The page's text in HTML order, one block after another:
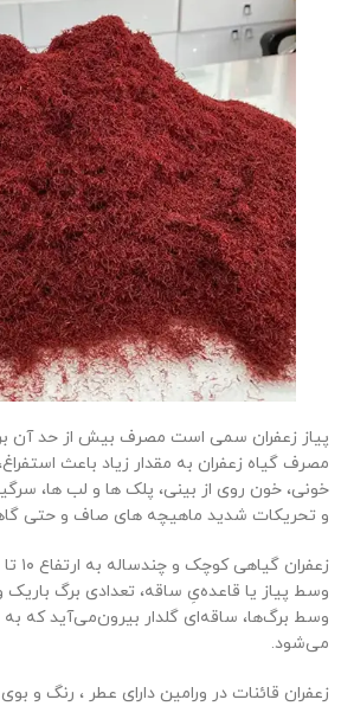
پیاز زعفران سمی است مصرف بیش از حد آن
مصرف گیاه زعفران به مقدار زیاد باعث
خونی، خون روی از بینی، پلک ها و لب ها،
و تحریکات شدید ماهیچه های صاف و حتی
وسط پیاز یا قاعده‌یِ ساقه، تعدادی برگ باریک
وسط برگ‌ها، ساقه‌ای گلدار بیرون‌می‌آید که
می‌شود.
زعفران قائنات در ورامین دارای عطر ، رنگ و